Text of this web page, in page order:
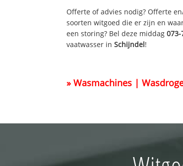
Offerte of advies nodig? Offerte
soorten witgoed die er zijn en
een storing? Bel deze middag073-
vaatwasser inSchijndel!
» Wasmachines |